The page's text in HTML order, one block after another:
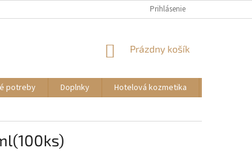
Prihlásenie
NÁKUPNÝ
Prázdny košík
potreby Doplnky Hotelová kozmetika